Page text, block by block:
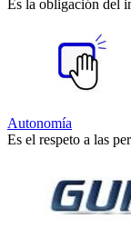
Es la obligación del
Autonomía
Es el respeto a las